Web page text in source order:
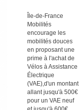
Île-de-France
Mobilités
encourage les
mobilités douces
en proposant une
prime à l'achat de
Vélos à Assistance
Électrique
(VAE),d'un montant
allant jusqu'à 500€
pour un VAE neuf